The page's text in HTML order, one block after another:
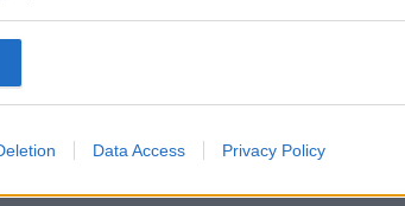
Data Access Privacy Policy